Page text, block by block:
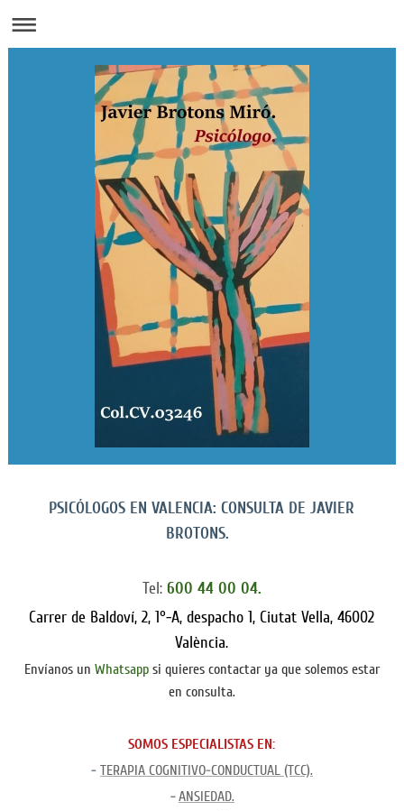
PSICÓLOGOS EN VALENCIA: CONSULTA DE JAVIER
BROTONS.
Tel: 600 44 00 04.
Carrer de Baldoví, 2, 1°-A, despacho 1, Ciutat Vella, 46002
València.
Envíanos un Whatsapp si quieres contactar ya que solemos estar
en consulta.
SOMOS ESPECIALISTAS EN:
- TERAPIA COGNITIVO-CONDUCTUAL (TCC).
- ANSIEDAD.